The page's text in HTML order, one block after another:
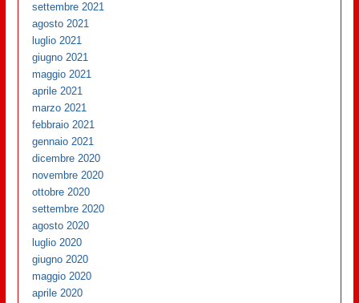
settembre 2021
agosto 2021
luglio 2021
giugno 2021
maggio 2021
aprile 2021
marzo 2021
febbraio 2021
gennaio 2021
dicembre 2020
novembre 2020
ottobre 2020
settembre 2020
agosto 2020
luglio 2020
giugno 2020
maggio 2020
aprile 2020